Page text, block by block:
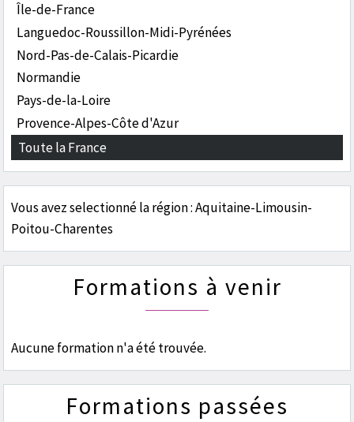
Île-de-France
Languedoc-Roussillon-Midi-Pyrénées
Nord-Pas-de-Calais-Picardie
Normandie
Pays-de-la-Loire
Provence-Alpes-Côte d'Azur
Toute la France
Vous avez selectionné la région : Aquitaine-Limousin-
Poitou-Charentes
Formations à venir
Aucune formation n'a été trouvée.
Formations passées